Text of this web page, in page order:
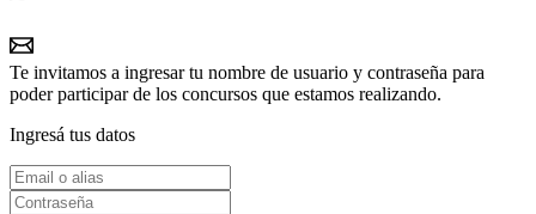
Te invitamos a ingresar tu nombre de usuario y contraseña para
poder participar de los concursos que estamos realizando.
Ingresá tus datos